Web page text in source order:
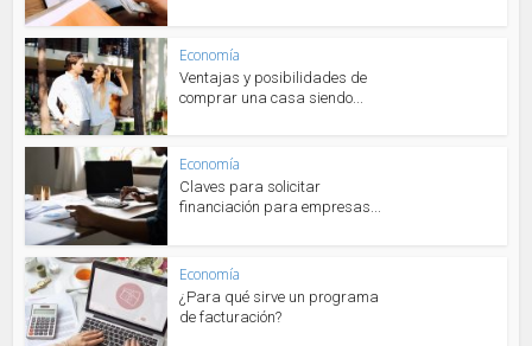
Economía
Ventajas y posibilidades de
comprar una casa siendo...
Economía
Claves para solicitar
financiación para empresas...
Economía
¿Para qué sirve un programa
de facturación?